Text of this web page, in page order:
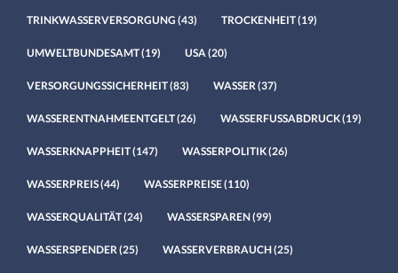
TRINKWASSERVERSORGUNG (43) TROCKENHEIT(19)
UMWELTBUNDESAMT(19) USA(20)
VERSORGUNGSSICHERHEIT(83) WASSER(37)
WASSERENTNAHMEENTGELT(26) WASSERFUSSABDRUCK(19)
WASSERKNAPPHEIT(147) WASSERPOLITIK(26)
WASSERPREIS(44) WASSERPREISE(110)
WASSERQUALITÄT(24) WASSERSPAREN(99)
WASSERSPENDER(25) WASSERVERBRAUCH(25)